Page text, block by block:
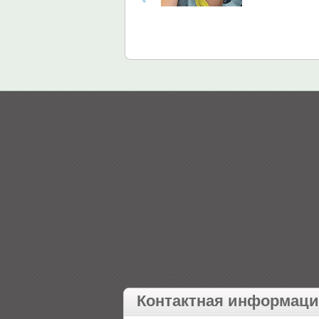
Контактная